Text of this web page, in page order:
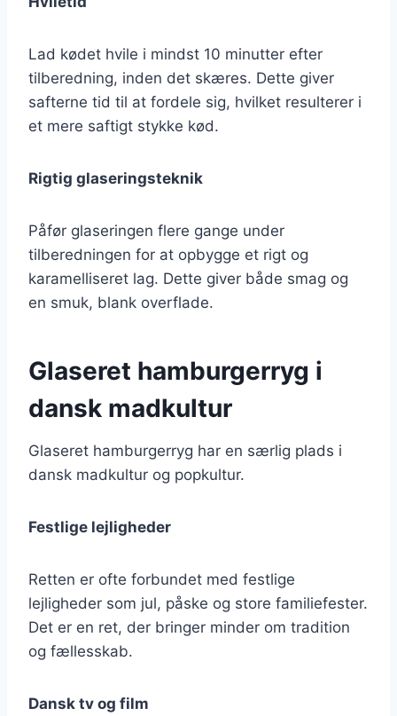
Lad kødet hvile i mindst 10 minutter efter
tilberedning, inden det skæres. Dette giver
safterne tid til at fordele sig, hvilket resulterer i
et mere saftigt stykke kød.
Rigtig glaseringsteknik
Påfør glaseringen flere gange under
tilberedningen for at opbygge et rigt og
karamelliseret lag. Dette giver både smag og
en smuk, blank overflade.
Glaseret hamburgerryg i
dansk madkultur
Glaseret hamburgerryg har en særlig plads i
dansk madkultur og popkultur.
Festlige lejligheder
Retten er ofte forbundet med festlige
lejligheder som jul, påske og store familiefester.
Det er en ret, der bringer minder om tradition
og fællesskab.
Dansk tv og film